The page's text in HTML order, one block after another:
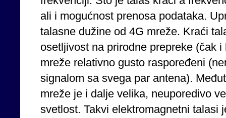
ali i mogućnost prenosa podataka.
talasne dužine od 4G mreže. Kraći
osetljivost na prirodne prepreke (čak
mreže relativno gusto raspoređeni
signalom sa svega par antena).
mreže je i dalje velika, neuporedivo
svetlost. Takvi elektromagnetni talasi